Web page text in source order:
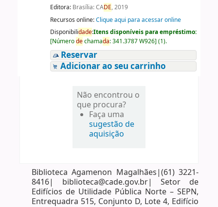
Editora: Brasília: CADE, 2019
Recursos online:Clique aqui para acessar online
Disponibilidade:Itens disponíveis para empréstimo:
[Númerodechamada:341.3787 W926] (1).
Reservar
Adicionar ao seu carrinho
Não encontrou o
que procura?
Faça uma
sugestão de
aquisição
Biblioteca Agamenon Magalhães|(61) 3221-
8416| biblioteca@cade.gov.br| Setor de
Edifícios de Utilidade Pública Norte – SEPN,
Entrequadra 515, Conjunto D, Lote 4, Edifício